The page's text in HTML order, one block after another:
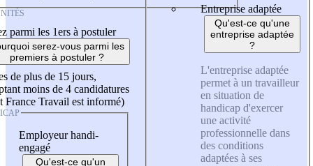
parmi les 1ers à postuler
serez-vous parmi les
premiers à postuler ?
de plus de 15 jours,
moins de 4 candidatures
France Travail est informé)
Employeur handi-
engagé
Qu'est-ce qu'un
Entreprise adaptée
Qu'est-ce qu'une
entreprise adaptée
?
L'entreprise adaptée
permet à un travailleur
en situation de
handicap d'exercer
une activité
professionnelle dans
des conditions
adaptées à ses